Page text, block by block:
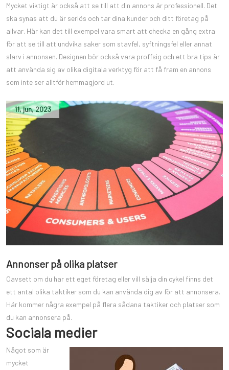
Mycket viktigt är också att se till att din annons är professionell. Det
ska synas att du är seriös och tar dina kunder och ditt företag på
allvar. Här kan det till exempel vara smart att checka en gång extra
för att se till att undvika saker som stavfel, syftningsfel eller annat
slarv i annonsen. Designen bör också vara proffsig och ett bra tips är
att använda sig av olika digitala verktyg för att få fram en annons
som inte ser alltför hemmagjord ut.
11,jun,2023
Annonser på olika platser
Oavsett om du har ett eget företag eller vill sälja din cykel finns det
ett antal olika taktiker som du kan använda dig av för att annonsera.
Här kommer några exempel på flera sådana taktiker och platser som
du kan annonsera på.
Sociala medier
Något som är
mycket